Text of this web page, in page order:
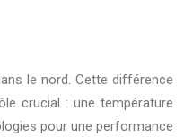
le nord. Cette différence
crucial : une température
pour une performance